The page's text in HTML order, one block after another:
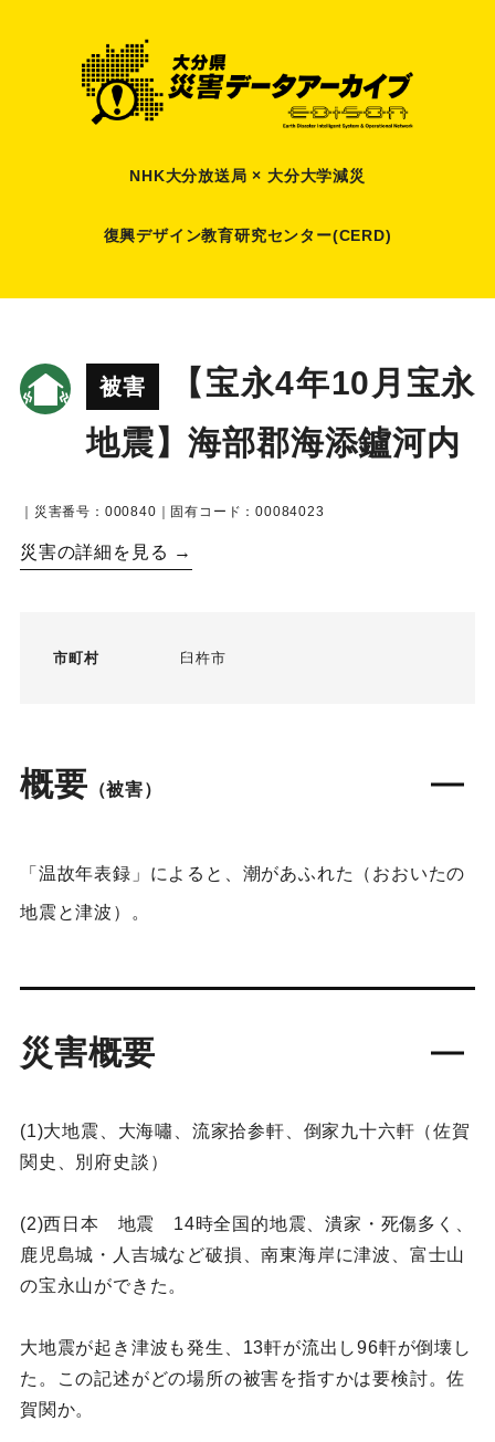
NHK大分放送局 × 大分大学減災
復興デザイン教育研究センター(CERD)
被害
【宝永4年10月宝永
地震】海部郡海添鑪河内
｜災害番号：000840｜固有コード：00084023
災害の詳細を見る →
市町村 臼杵市
概要 （被害）
「温故年表録」によると、潮があふれた（おおいたの
地震と津波）。
災害概要
(1)大地震、大海嘯、流家拾参軒、倒家九十六軒（佐賀
関史、別府史談）
(2)西日本 地震 14時全国的地震、潰家・死傷多く、
鹿児島城・人吉城など破損、南東海岸に津波、富士山
の宝永山ができた。
大地震が起き津波も発生、13軒が流出し96軒が倒壊し
た。この記述がどの場所の被害を指すかは要検討。佐
賀関か。